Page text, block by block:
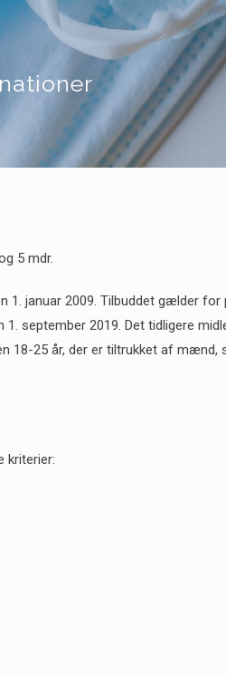
5 mdr.
januar 2009. Tilbuddet gælder
september 2019. Det tidligere
25 år, der er tiltrukket af mænd,
kriterier: